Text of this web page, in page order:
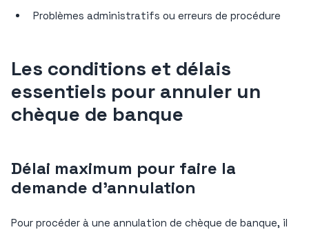
Problèmes administratifs ou erreurs de procédure
Les conditions et délais
essentiels pour annuler un
chèque de banque
Délai maximum pour faire la
demande d’annulation
Pour procéder à une annulation de chèque de banque, il